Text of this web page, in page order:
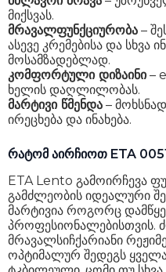
მიქსვას.
მრავალფუნქციურობა –
ასევე კრემებისა და სხვა
მოსამზადებლად.
კომფორტული დიზაინი–
ხელის დაღლილობას.
მარტივი წმენდა –
ირეცხება და ინახება.
რატომ აირჩიოთ ETA
ETA Lento გამოირჩევა
გამძლეობის იდეალური
მარტივია როგორც
პროფესიონალებისთვის.
მრავალსიჩქარიანი
ოპტიმალურ შედეგს ყველა